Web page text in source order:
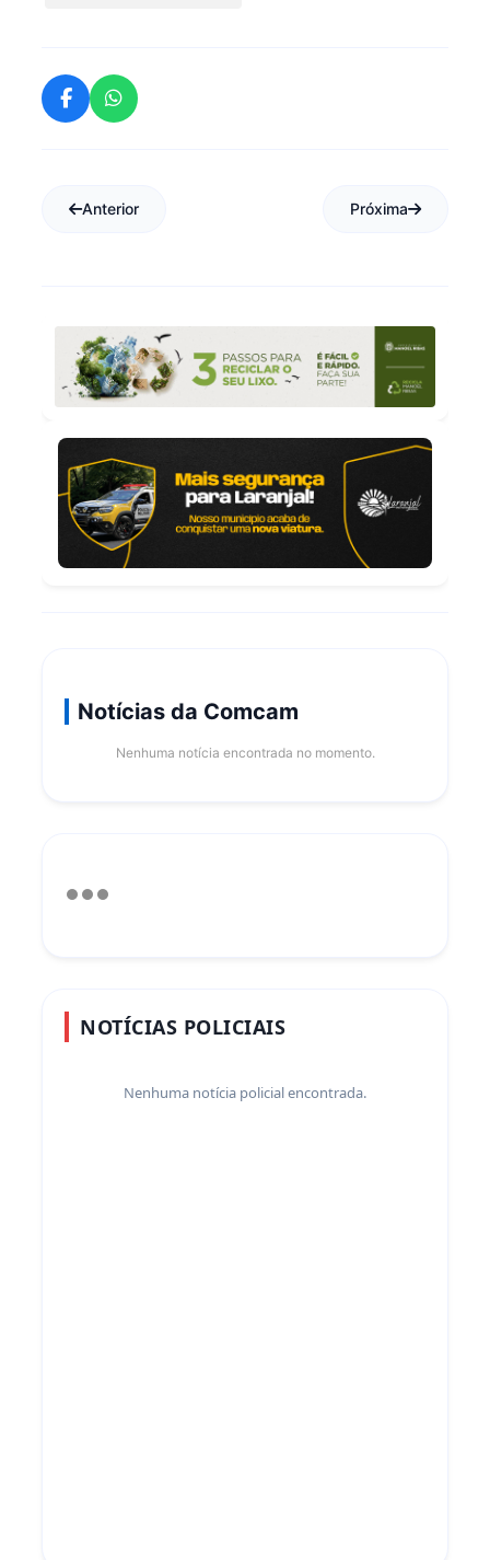
Anterior Próxima
Notícias da Comcam
Nenhuma notícia encontrada no momento.
NOTÍCIAS POLICIAIS
Nenhuma notícia policial encontrada.